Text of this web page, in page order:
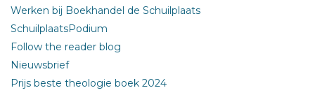
Werken bij Boekhandel de Schuilplaats
SchuilplaatsPodium
Follow the reader blog
Nieuwsbrief
Prijs beste theologie boek 2024